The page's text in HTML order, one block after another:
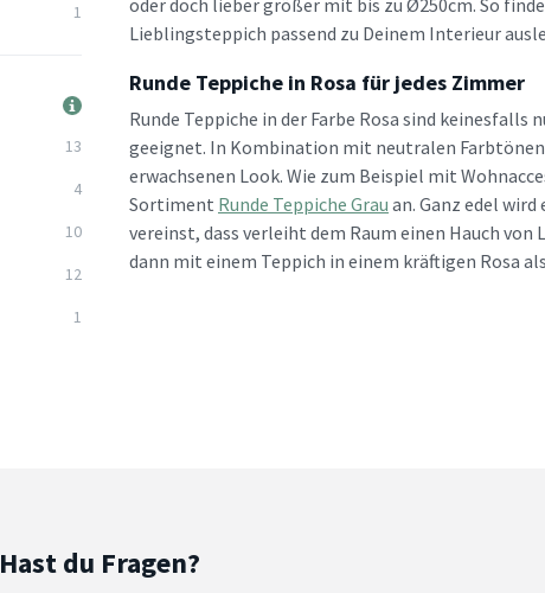
1
13
4
10
12
1
oder doch lieber größer mit bis zu Ø250cm. So
Lieblingsteppich passend zu Deinem Interieur
Runde Teppiche in Rosa für jedes Zimmer
Runde Teppiche in der Farbe Rosa sind
geeignet. In Kombination mit neutralen Farbtönen
erwachsenen Look. Wie zum Beispiel mit
Sortiment Runde Teppiche Grau an. Ganz edel
vereinst, dass verleiht dem Raum einen Hauch von
dann mit einem Teppich in einem kräftigen Rosa
Hast du Fragen?